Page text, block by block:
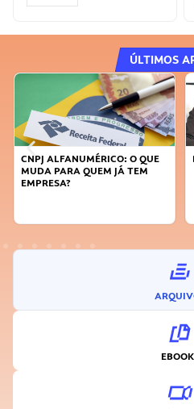
ÚLTIMOS
DICAS PARA OBTER CRÉDITO